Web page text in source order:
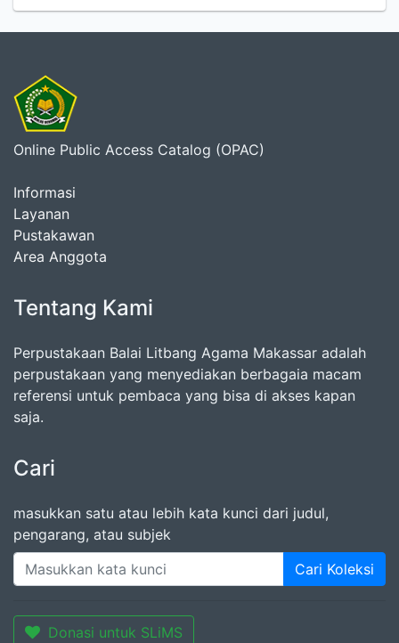
Online Public Access Catalog (OPAC)
Informasi
Layanan
Pustakawan
Area Anggota
Tentang Kami
Perpustakaan Balai Litbang Agama Makassar adalah
perpustakaan yang menyediakan berbagaia macam
referensi untuk pembaca yang bisa di akses kapan
saja.
Cari
masukkan satu atau lebih kata kunci dari judul,
pengarang, atau subjek
Cari Koleksi
Donasi untuk SLiMS